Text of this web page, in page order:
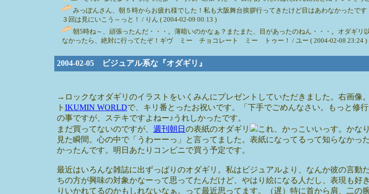
みっぽんさん、朝５時からお疲れ様でした！私も大阪舞台挨拶行ってきたけど目はあわなかったで
３回は見にいこう～っと！ / りん ( 2004-02-09 00:13 )
朝5時ね～、頑張ったんだ・・・。薄暗いのかなぁ？またまた、目があったのねん・・・。オダギ
なかったら、絶対に行ってたぞ！ギヴ ミー チョコレート ミー トゥー！ / ユー ( 2004-02-08 23:24 )
2004-02-05 ビジュアル系な『オダギリ』
→ロックなオダギリのイラストをいくみんにプレゼントしていただきました。右画像
ト IKUMIN WORLDで、キリ番とったお祝いです。「下手でごめんなさい。もっと修
の事ですが、ステキですよねー♪うれしかったです。
まだ買ってないのですが、 週刊朝日 の表紙のオダギリ
これ、かっこいいっす。かな
見た瞬間。心の中で「うわーーっ」と言ってました。表紙になってるって知らなかっ
かったんです。明日あたりコンビニで買う予定です。
最近はいろんな雑誌に出ずっぱりのオダギリ。私はビジュアルより、なんか彼の言動
ちの方が興味の対象かなーって思ってたんだけど、やはり絵になる人だし、表現も好
りいかれてるのかもしれないなぁ。って最近思ってます。（遅）特に首から肩、二の